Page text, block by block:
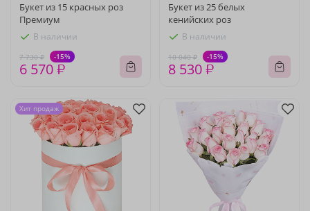
Букет из 15 красных роз
Премиум
В наличии
7 730 ₽ -15%
6 570 ₽
Букет из 25 белых
кенийских роз
В наличии
10 040 ₽ -15%
8 530 ₽
Хит продаж